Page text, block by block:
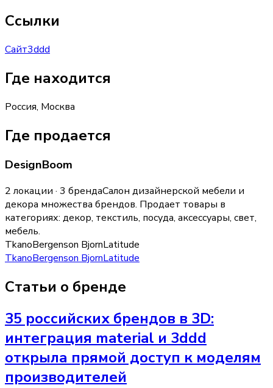
Ссылки
Сайт3ddd
Где находится
Россия, Москва
Где продается
DesignBoom
2 локации · 3 брендаСалон дизайнерской мебели и
декора множества брендов. Продает товары в
категориях: декор, текстиль, посуда, аксессуары, свет,
мебель.
TkanoBergenson BjornLatitude
TkanoBergenson BjornLatitude
Статьи о бренде
35 российских брендов в 3D:
интеграция material и 3ddd
открыла прямой доступ к моделям
производителей